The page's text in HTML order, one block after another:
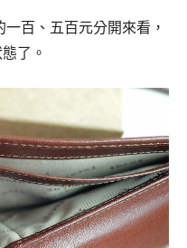
百、五百元分開來看，
了。